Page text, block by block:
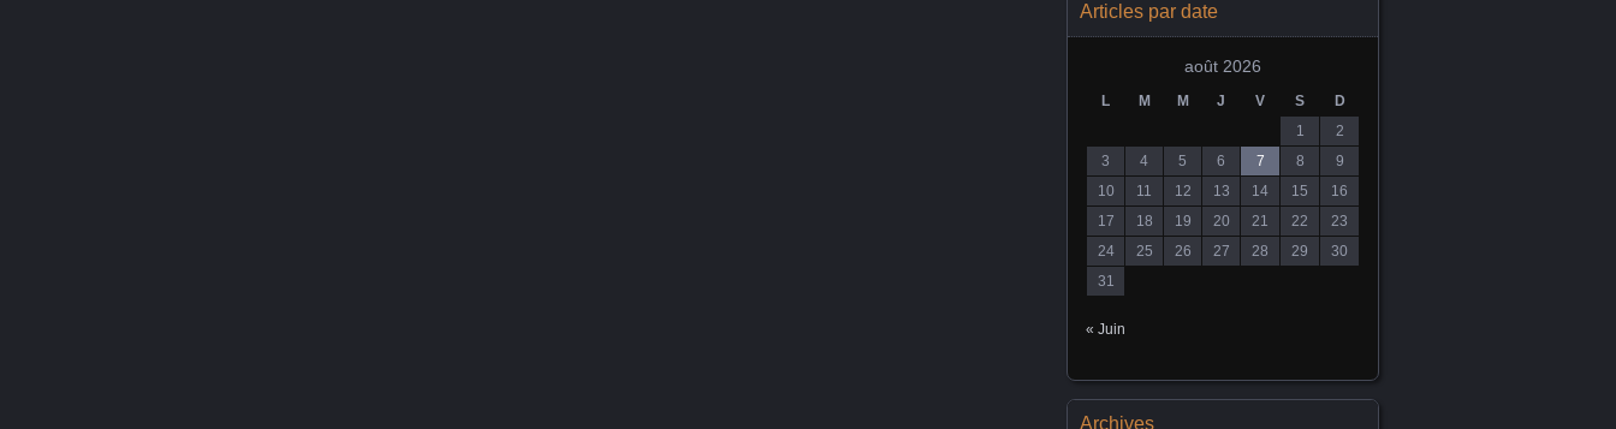
Articles par date
août 2026
L M M J V S
D
1
2
3
4 5 6 7 8
9
10
11 12 13 14 15
16
17
18 19 20 21 22
23
24
25 26 27 28 29
30
31
« Juin
Archives